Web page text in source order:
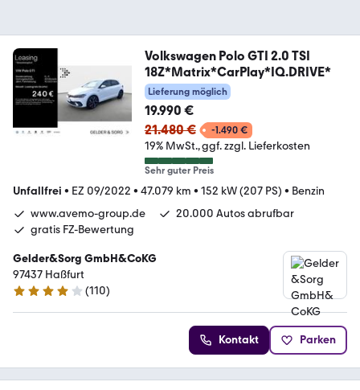
Volkswagen Polo GTI 2.0 TSI
18Z*Matrix*CarPlay*IQ.DRIVE*
Lieferung möglich
19.990 €
21.480 €
-1.490 €
19% MwSt. ggf. zzgl. Lieferkosten
Sehr guter Preis
Unfallfrei • EZ 09/2022 • 47.079 km • 152 kW (207 PS) • Benzin
www.avemo-group.de
20.000 Autos abrufbar
gratis FZ-Bewertung
Gelder&Sorg GmbH&CoKG
97437 Haßfurt
3.8 Sterne
(110)
Kontakt Parken